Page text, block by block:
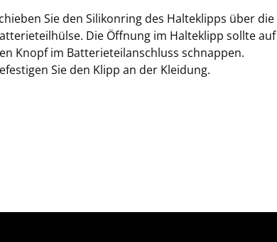
Sie den Silikonring des Halteklipps über die
Die Öffnung im Halteklipp sollte auf
Knopf im Batterieteilanschluss schnappen.
Sie den Klipp an der Kleidung.